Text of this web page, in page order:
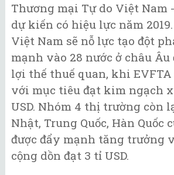
Thương mại Tự do Việt Nam
dự kiến có hiệu lực năm
Việt Nam sẽ nỗ lực tạo đột
mạnh vào 28 nước ở châu
lợi thế thuế quan, khi
với mục tiêu đạt kim ngạch
USD. Nhóm 4 thị trường còn
Nhật, Trung Quốc, Hàn Quốc
được đẩy mạnh tăng trưởng
cộng dồn đạt 3 tỉ USD.